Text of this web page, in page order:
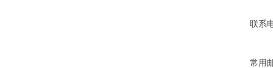
联系
常用